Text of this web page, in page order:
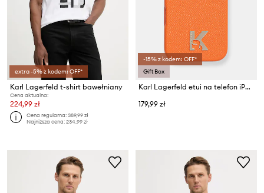
extra -5% z kodem: OFF*
Karl Lagerfeld t-shirt bawełniany
Cena aktualna:
224,99 zł
Cena regularna:389,99 zł
Najniższa cena:234,99 zł
-15% z kodem: OFF*
Gift Box
Karl Lagerfeld etui na telefon iPhone 17 Pro
179,99 zł